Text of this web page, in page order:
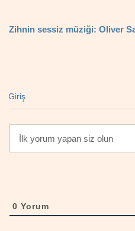
Zihnin sessiz müziği: Oliver
Giriş
0 Yorum